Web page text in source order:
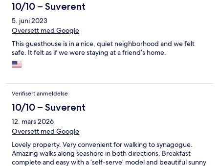
10/10 – Suverent
5. juni 2023
Oversett med Google
This guesthouse is in a nice, quiet neighborhood and we felt
safe. It felt as if we were staying at a friend’s home.
Verifisert anmeldelse
10/10 – Suverent
12. mars 2026
Oversett med Google
Lovely property. Very convenient for walking to synagogue.
Amazing walks along seashore in both directions. Breakfast
complete and easy with a ‘self-serve’ model and beautiful sunny